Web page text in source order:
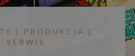
| PRODUKCJA |
SERWIS